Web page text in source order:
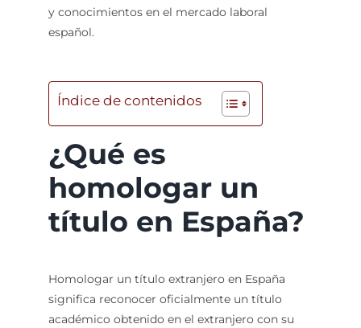
y conocimientos en el mercado laboral
español.
Índice de contenidos
¿Qué es
homologar un
título en España?
Homologar un título extranjero en España
significa reconocer oficialmente un título
académico obtenido en el extranjero con su